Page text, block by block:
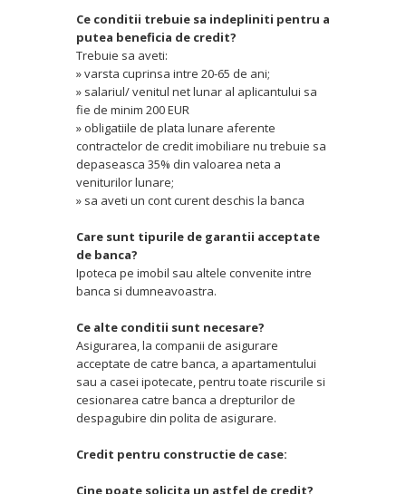
Ce conditii trebuie sa indepliniti pentru a
putea beneficia de credit?
Trebuie sa aveti:
» varsta cuprinsa intre 20-65 de ani;
» salariul/ venitul net lunar al aplicantului sa
fie de minim 200 EUR
» obligatiile de plata lunare aferente
contractelor de credit imobiliare nu trebuie sa
depaseasca 35% din valoarea neta a
veniturilor lunare;
» sa aveti un cont curent deschis la banca
Care sunt tipurile de garantii acceptate
de banca?
Ipoteca pe imobil sau altele convenite intre
banca si dumneavoastra.
Ce alte conditii sunt necesare?
Asigurarea, la companii de asigurare
acceptate de catre banca, a apartamentului
sau a casei ipotecate, pentru toate riscurile si
cesionarea catre banca a drepturilor de
despagubire din polita de asigurare.
Credit pentru constructie de case:
Cine poate solicita un astfel de credit?